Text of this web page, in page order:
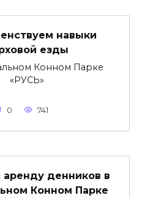
навыки
езды
Конном Парке
«РУСЬ»
0 741
аренду денников в
Конном Парке